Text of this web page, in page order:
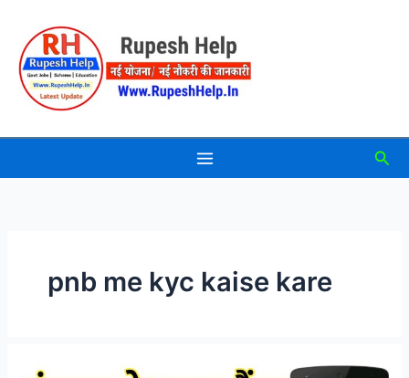
content
pnb me kyc kaise kare